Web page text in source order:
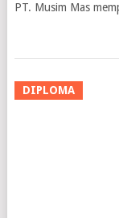
PT. Musim Mas
DIPLOMA